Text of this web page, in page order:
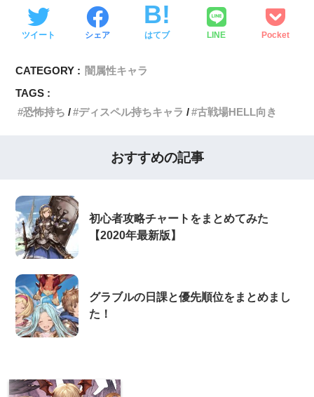
ツイート シェア はてブ LINE Pocket
CATEGORY : 闇属性キャラ
TAGS :
恐怖持ち
ディスペル持ちキャラ 古戦場HELL向き
おすすめの記事
初心者攻略チャートをまとめてみた
【2020年最新版】
グラブルの日課と優先順位をまとめまし
た！